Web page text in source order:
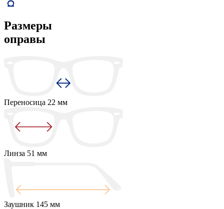
Размеры
оправы
Переносица 22 мм
Линза 51 мм
Заушник 145 мм